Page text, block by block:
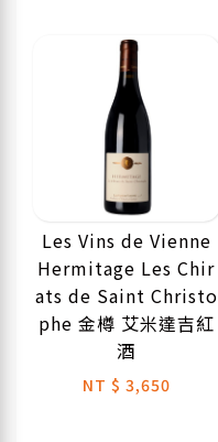
Les Vins de Vienne
Hermitage Les Chir
ats de Saint Christo
phe 金樽 艾米達吉紅
酒
NT $ 3,650